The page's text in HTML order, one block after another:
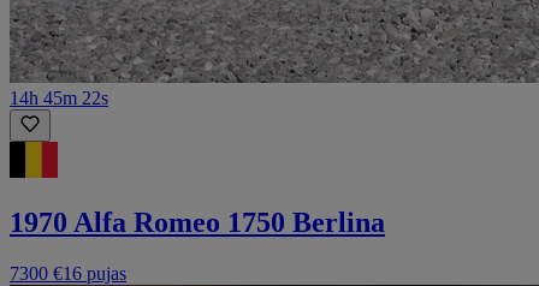
14h 45m 22s
1970 Alfa Romeo 1750 Berlina
7300 €16 pujas